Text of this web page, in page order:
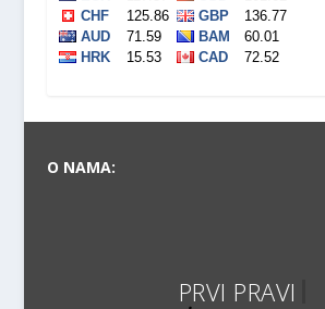
O NAMA:
P